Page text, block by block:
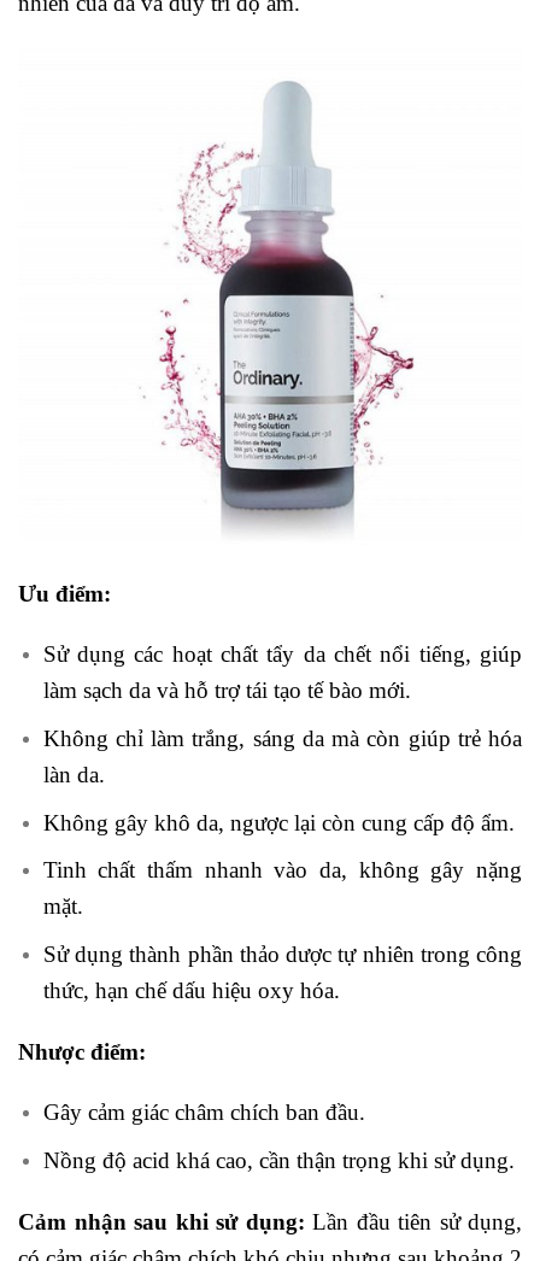
Ưu điểm:
Sử dụng các hoạt chất tẩy da chết nổi tiếng, giúp
làm sạch da và hỗ trợ tái tạo tế bào mới.
Không chỉ làm trắng, sáng da mà còn giúp trẻ hóa
làn da.
Không gây khô da, ngược lại còn cung cấp độ ẩm.
Tinh chất thấm nhanh vào da, không gây nặng
mặt.
Sử dụng thành phần thảo dược tự nhiên trong công
thức, hạn chế dấu hiệu oxy hóa.
Nhược điểm:
Gây cảm giác châm chích ban đầu.
Nồng độ acid khá cao, cần thận trọng khi sử dụng.
Cảm nhận sau khi sử dụng: Lần đầu tiên sử dụng,